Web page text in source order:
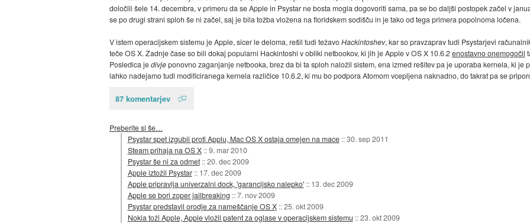
določili šele 14. decembra, v primeru da se Apple in Psystar ne bosta mogla dogovoriti sama, pa se bo daljši postopek začel v
se po drugi strani sploh še ni začel, saj je bila tožba vložena na floridskem sodišču in je tako od tega primera popolnoma ločena.
V istem operacijskem sistemu je Apple, sicer le deloma, rešil tudi težavoHackintoshev, kar so pravzaprav tudi Psystarjevi
teče OS X. Zadnje čase so bili dokaj popularni Hackintoshi v obliki netbookov, ki jih je Apple v OS X 10.6.2enostavno onemogočil
Posledica jedivjeponovno zaganjanje netbooka, brez da bi ta sploh naložil sistem, ena izmed rešitev pa je uporaba kernela, ki je
lahko nadejamo tudi modificiranega kernela različice 10.6.2, ki mu bo podpora Atomom vcepljena naknadno, do takrat pa se
87 komentarjev
Preberite si še…
Psystar spet izgubil proti Applu, Mac OS X ostaja omejen na mace ::30. sep 2011
Steam prihaja na OS X ::9. mar 2010
Psystar še ni za odmet ::20. dec 2009
Apple iztožil Psystar :: 17. dec 2009
Apple pripravlja univerzalni dock, 'garancijsko nalepko' :: 13. dec 2009
Apple se bori zoper jailbreaking ::7. nov 2009
Psystar predstavil orodje za nameščanje OS X ::25. okt 2009
Nokia toži Apple, Apple vložil patent za oglase v operacijskem sistemu ::23. okt 2009